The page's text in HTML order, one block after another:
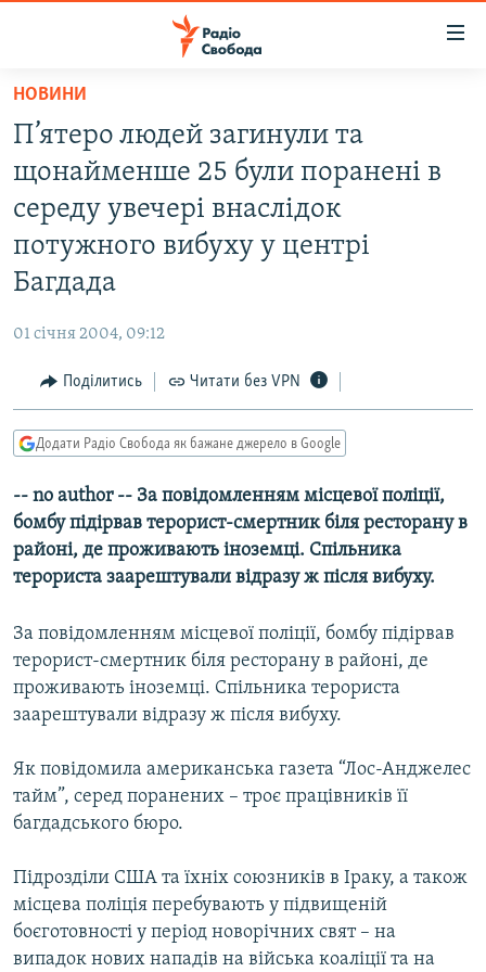
Перейти
основного
матеріалу
до
основної
навігації
до
РАДІО СВОБОДА – 70 РОКІВ
ВСЕ ЗА ДОБУ
СПОРТ
УКРАЇНА
РОСІЙСЬКА «ФІЛЬТРАЦІЯ»
ТИ ЯК?
СХЕМИ
МУЛЬТИМЕДІА
ФОТО
СПЕЦПРОЄКТИ
ПОДКАСТИ
КРИМ РЕАЛІЇ
РУС
КТАТ
НОВИНИ
П’ятеро людей загинули та
щонайменше 25 були поранені в
середу увечері внаслідок
потужного вибуху у центрі
Багдада
01 січня 2004, 09:12
Поділитись Читати без VPN
Додати Радіо Свобода як бажане джерело в Google
-- no author -- За повідомленням місцевої поліції,
бомбу підірвав терорист-смертник біля ресторану в
районі, де проживають іноземці. Спільника
терориста заарештували відразу ж після вибуху.
За повідомленням місцевої поліції, бомбу підірвав
терорист-смертник біля ресторану в районі, де
проживають іноземці. Спільника терориста
заарештували відразу ж після вибуху.
Як повідомила американська газета “Лос-Анджелес
тайм”, серед поранених – троє працівників її
багдадського бюро.
Підрозділи США та їхніх союзників в Іраку, а також
місцева поліція перебувають у підвищеній
боєготовності у період новорічних свят – на
випадок нових нападів на війська коаліції та на